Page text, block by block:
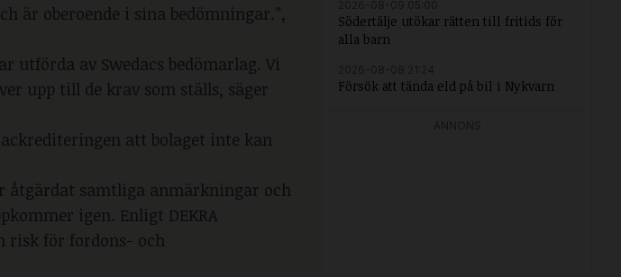
är oberoende i sina bedömningar.”,
utförda av Swedacs bedömarlag. Vi
upp till de krav som ställs, säger
att bolaget inte kan
åtgärdat samtliga anmärkningar och
igen. Enligt DEKRA
risk för fordons- och
Södertälje utökar rätten till fritids för
alla barn
Försök att tända eld på bil i Nykvarn